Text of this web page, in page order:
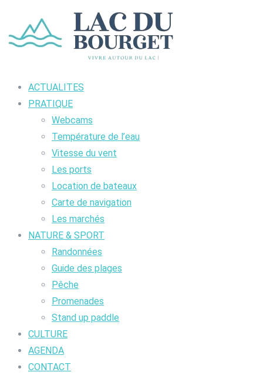
ACTUALITES
PRATIQUE
Webcams
Température de l’eau
Vitesse du vent
Les ports
Location de bateaux
Carte de navigation
Les marchés
NATURE & SPORT
Randonnées
Guide des plages
Pêche
Promenades
Stand up paddle
CULTURE
AGENDA
CONTACT